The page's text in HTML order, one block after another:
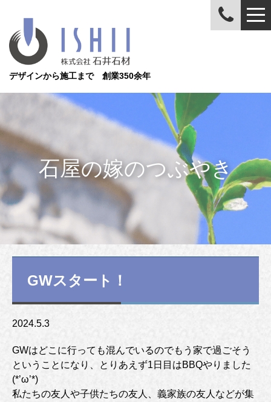
デザインから施工まで 創業350余年
石屋の嫁のつぶやき
GWスタート！
2024.5.3
GWはどこに行っても混んでいるのでもう家で過ごそう
ということになり、とりあえず1日目はBBQやりました
(*’ω’*)
私たちの友人や子供たちの友人、義家族の友人などが集